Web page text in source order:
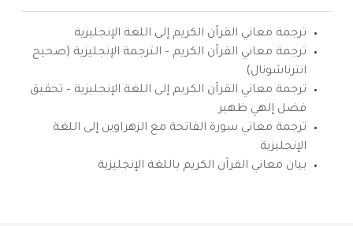
ترجمة معاني القرآن الكريم إلى اللغة الإنجليزية
ترجمة معاني القرآن الكريم – الترجمة الإنجليزية (صحيح
انترناشونال)
ترجمة معاني القرآن الكريم إلى اللغة الإنجليزية – تحقيق
فضل إلهي ظهير
ترجمة معاني سورة الفاتحة مع الزهراوين إلى اللغة
الإنجليزية
بيان معاني القرآن الكريم باللغة الإنجليزية